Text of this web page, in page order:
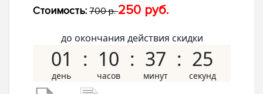
Стоимость: 700 р.250 руб.
до окончания действия скидки
01 10 37 24